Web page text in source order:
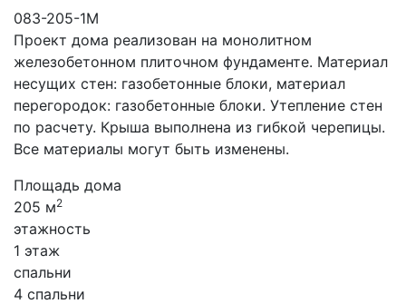
083-205-1М
Проект дома реализован на монолитном
железобетонном плиточном фундаменте. Материал
несущих стен: газобетонные блоки, материал
перегородок: газобетонные блоки. Утепление стен
по расчету. Крыша выполнена из гибкой черепицы.
Все материалы могут быть изменены.
Площадь дома
205 м2
этажность
1 этаж
спальни
4 спальни